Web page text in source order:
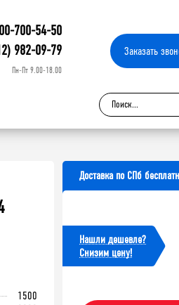
700-54-50
982-09-79
Пн-Пт 9.00-18.00
Заказать
1500
Доставка по СПб
Нашли дешевле?
Cнизим цену!